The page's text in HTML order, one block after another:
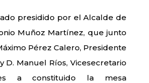
presidido por el Alcalde de
Muñoz Martínez, que junto
Pérez Calero, Presidente
D. Manuel Ríos, Vicesecretario
a constituido la mesa